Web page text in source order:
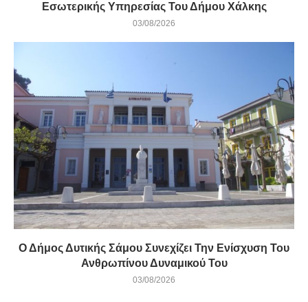
Εσωτερικής Υπηρεσίας Του Δήμου Χάλκης
03/08/2026
Ο Δήμος Δυτικής Σάμου Συνεχίζει Την Ενίσχυση Του
Ανθρωπίνου Δυναμικού Του
03/08/2026